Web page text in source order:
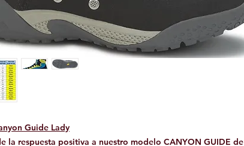
Guide Lady
la respuesta positiva a nuestro modelo CANYON GUIDE de